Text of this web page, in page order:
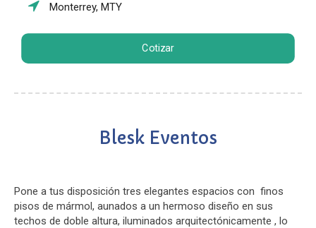
Monterrey, MTY
Cotizar
Blesk Eventos
Pone a tus disposición tres elegantes espacios con finos
pisos de mármol, aunados a un hermoso diseño en sus
techos de doble altura, iluminados arquitectónicamente , lo